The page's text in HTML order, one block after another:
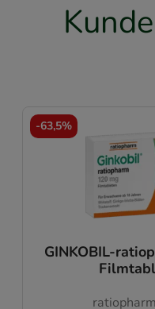
GINKOBIL-
-63,5%